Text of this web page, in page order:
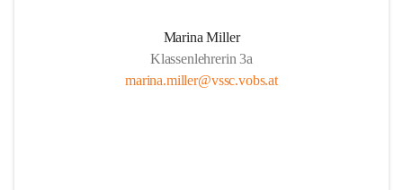
Marina Miller
Klassenlehrerin 3a
marina.miller@vssc.vobs.at